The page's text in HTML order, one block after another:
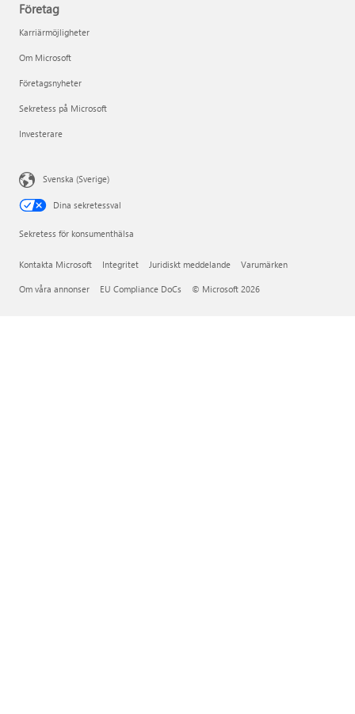
Företag
Karriärmöjligheter
Om Microsoft
Företagsnyheter
Sekretess på Microsoft
Investerare
Svenska (Sverige)
Dina sekretessval
Sekretess för konsumenthälsa
Kontakta Microsoft Integritet Juridiskt meddelande Varumärken
Om våra annonser EU Compliance DoCs © Microsoft 2026